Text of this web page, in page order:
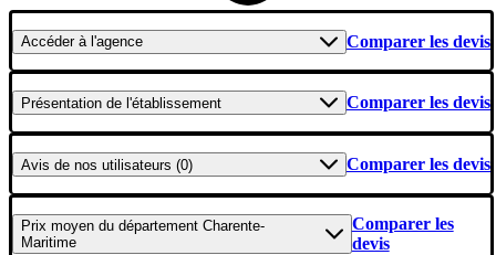
Accéderà l'agence Comparer les devis
Présentation de l'établissement Comparer les devis
Avis de nos utilisateurs (0) Comparer les devis
Prix moyen du département Charente-
Maritime
Comparer les
devis